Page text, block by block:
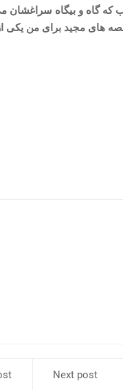
که گاه و بیگاه سراغشان
های مجید برای من
Next post